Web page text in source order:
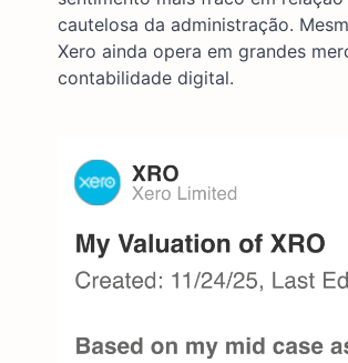
cautelosa da administração.
Xero ainda opera em grandes
contabilidade digital.